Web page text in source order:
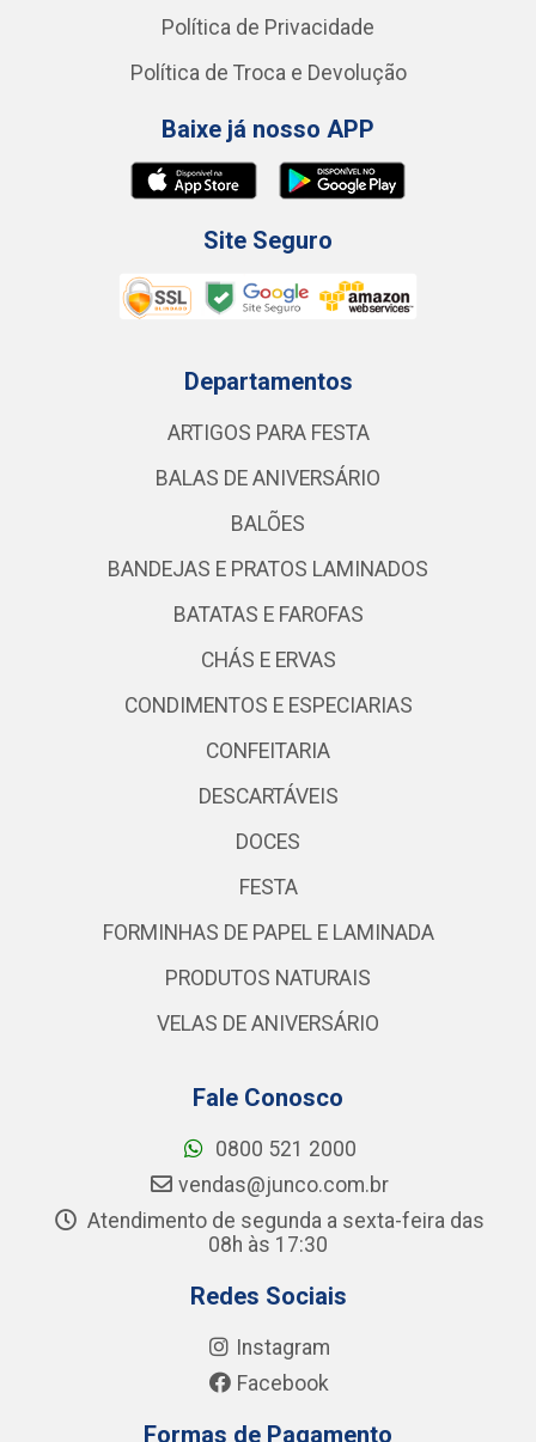
Política de Privacidade
Política de Troca e Devolução
Baixe já nosso APP
Site Seguro
Departamentos
ARTIGOS PARA FESTA
BALAS DE ANIVERSÁRIO
BALÕES
BANDEJAS E PRATOS LAMINADOS
BATATAS E FAROFAS
CHÁS E ERVAS
CONDIMENTOS E ESPECIARIAS
CONFEITARIA
DESCARTÁVEIS
DOCES
FESTA
FORMINHAS DE PAPEL E LAMINADA
PRODUTOS NATURAIS
VELAS DE ANIVERSÁRIO
Fale Conosco
0800 521 2000
vendas@junco.com.br
Atendimento de segunda a sexta-feira das
08h às 17:30
Redes Sociais
Instagram
Facebook
Formas de Pagamento